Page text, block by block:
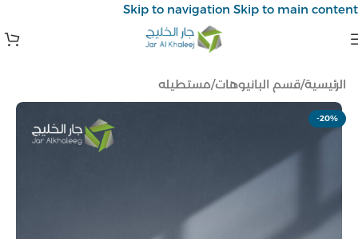
Skip to navigation Skip to main content
الرئيسية/قسم البانيوهات/مستطيله
-20%